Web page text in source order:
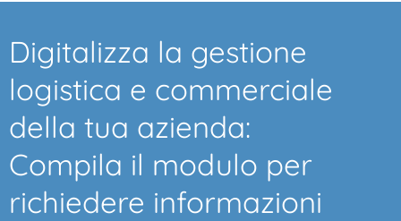
Digitalizza la gestione
logistica e commerciale
della tua azienda:
Compila il modulo per
richiedere informazioni